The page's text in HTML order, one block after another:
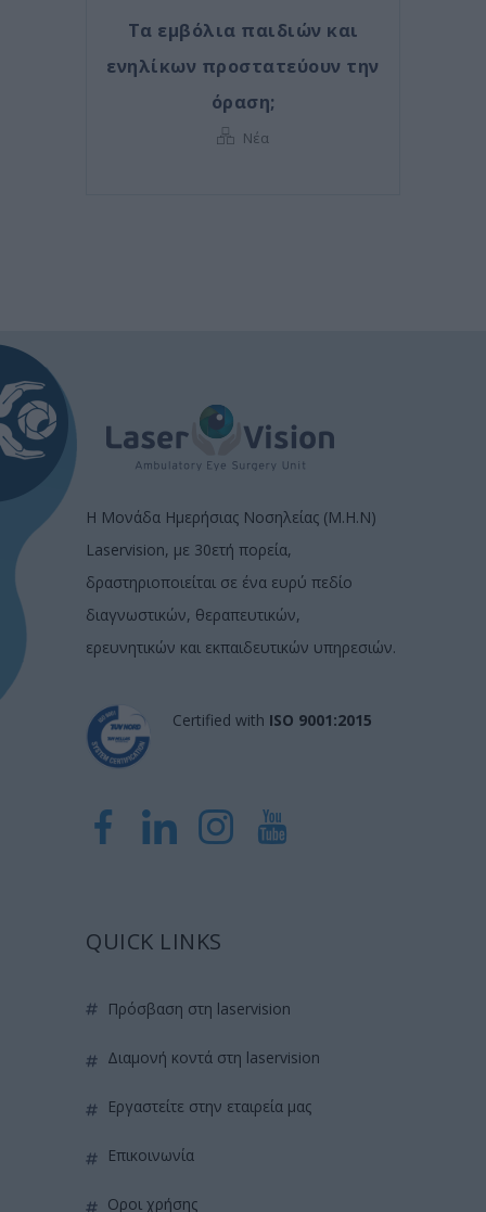
Τα εμβόλια παιδιών και
ενηλίκων προστατεύουν την
όραση;
Νέα
Η Μονάδα Ημερήσιας Νοσηλείας (Μ.Η.Ν)
Laservision, με 30ετή πορεία,
δραστηριοποιείται σε ένα ευρύ πεδίο
διαγνωστικών, θεραπευτικών,
ερευνητικών και εκπαιδευτικών υπηρεσιών.
Certified with ISO 9001:2015
QUICK LINKS
πρόσβαση στη laservision
διαμονή κοντά στη laservision
εργαστείτε στην εταιρεία μας
επικοινωνία
όροι χρήσης